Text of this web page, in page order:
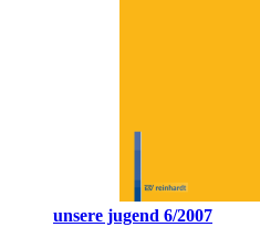
unsere jugend 6/2007